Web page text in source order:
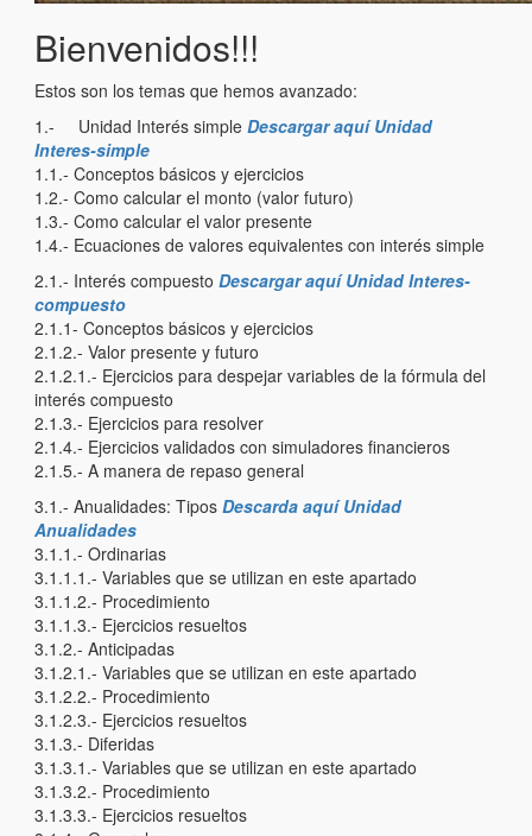
Bienvenidos!!!
Estos son los temas que hemos avanzado:
1.- Unidad Interés simple Descargar aquí Unidad
Interes-simple
1.1.- Conceptos básicos y ejercicios
1.2.- Como calcular el monto (valor futuro)
1.3.- Como calcular el valor presente
1.4.- Ecuaciones de valores equivalentes con interés simple
2.1.- Interés compuesto Descargar aquí Unidad Interes-
compuesto
2.1.1- Conceptos básicos y ejercicios
2.1.2.- Valor presente y futuro
2.1.2.1.- Ejercicios para despejar variables de la fórmula del
interés compuesto
2.1.3.- Ejercicios para resolver
2.1.4.- Ejercicios validados con simuladores financieros
2.1.5.- A manera de repaso general
3.1.- Anualidades: Tipos Descarda aquí Unidad
Anualidades
3.1.1.- Ordinarias
3.1.1.1.- Variables que se utilizan en este apartado
3.1.1.2.- Procedimiento
3.1.1.3.- Ejercicios resueltos
3.1.2.- Anticipadas
3.1.2.1.- Variables que se utilizan en este apartado
3.1.2.2.- Procedimiento
3.1.2.3.- Ejercicios resueltos
3.1.3.- Diferidas
3.1.3.1.- Variables que se utilizan en este apartado
3.1.3.2.- Procedimiento
3.1.3.3.- Ejercicios resueltos